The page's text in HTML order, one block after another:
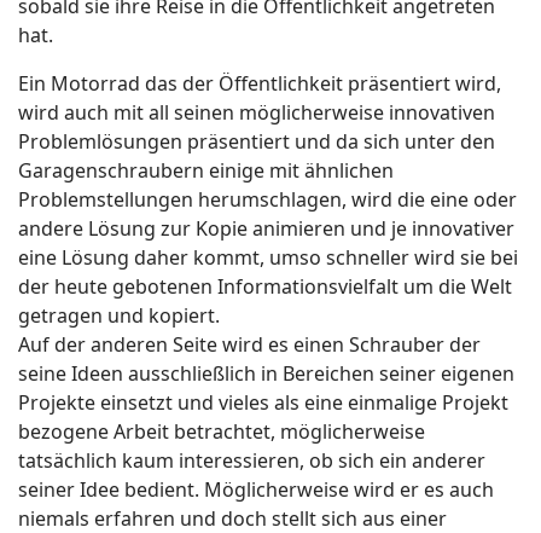
sobald sie ihre Reise in die Öffentlichkeit angetreten
hat.
Ein Motorrad das der Öffentlichkeit präsentiert wird,
wird auch mit all seinen möglicherweise innovativen
Problemlösungen präsentiert und da sich unter den
Garagenschraubern einige mit ähnlichen
Problemstellungen herumschlagen, wird die eine oder
andere Lösung zur Kopie animieren und je innovativer
eine Lösung daher kommt, umso schneller wird sie bei
der heute gebotenen Informationsvielfalt um die Welt
getragen und kopiert.
Auf der anderen Seite wird es einen Schrauber der
seine Ideen ausschließlich in Bereichen seiner eigenen
Projekte einsetzt und vieles als eine einmalige Projekt
bezogene Arbeit betrachtet, möglicherweise
tatsächlich kaum interessieren, ob sich ein anderer
seiner Idee bedient. Möglicherweise wird er es auch
niemals erfahren und doch stellt sich aus einer